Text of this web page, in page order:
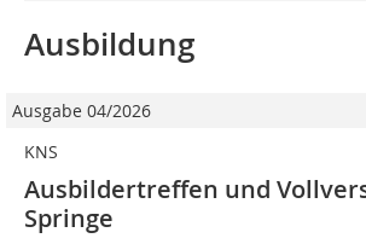
Ausbildung
Ausgabe 04/2026
KNS
Ausbildertreffen und
Springe